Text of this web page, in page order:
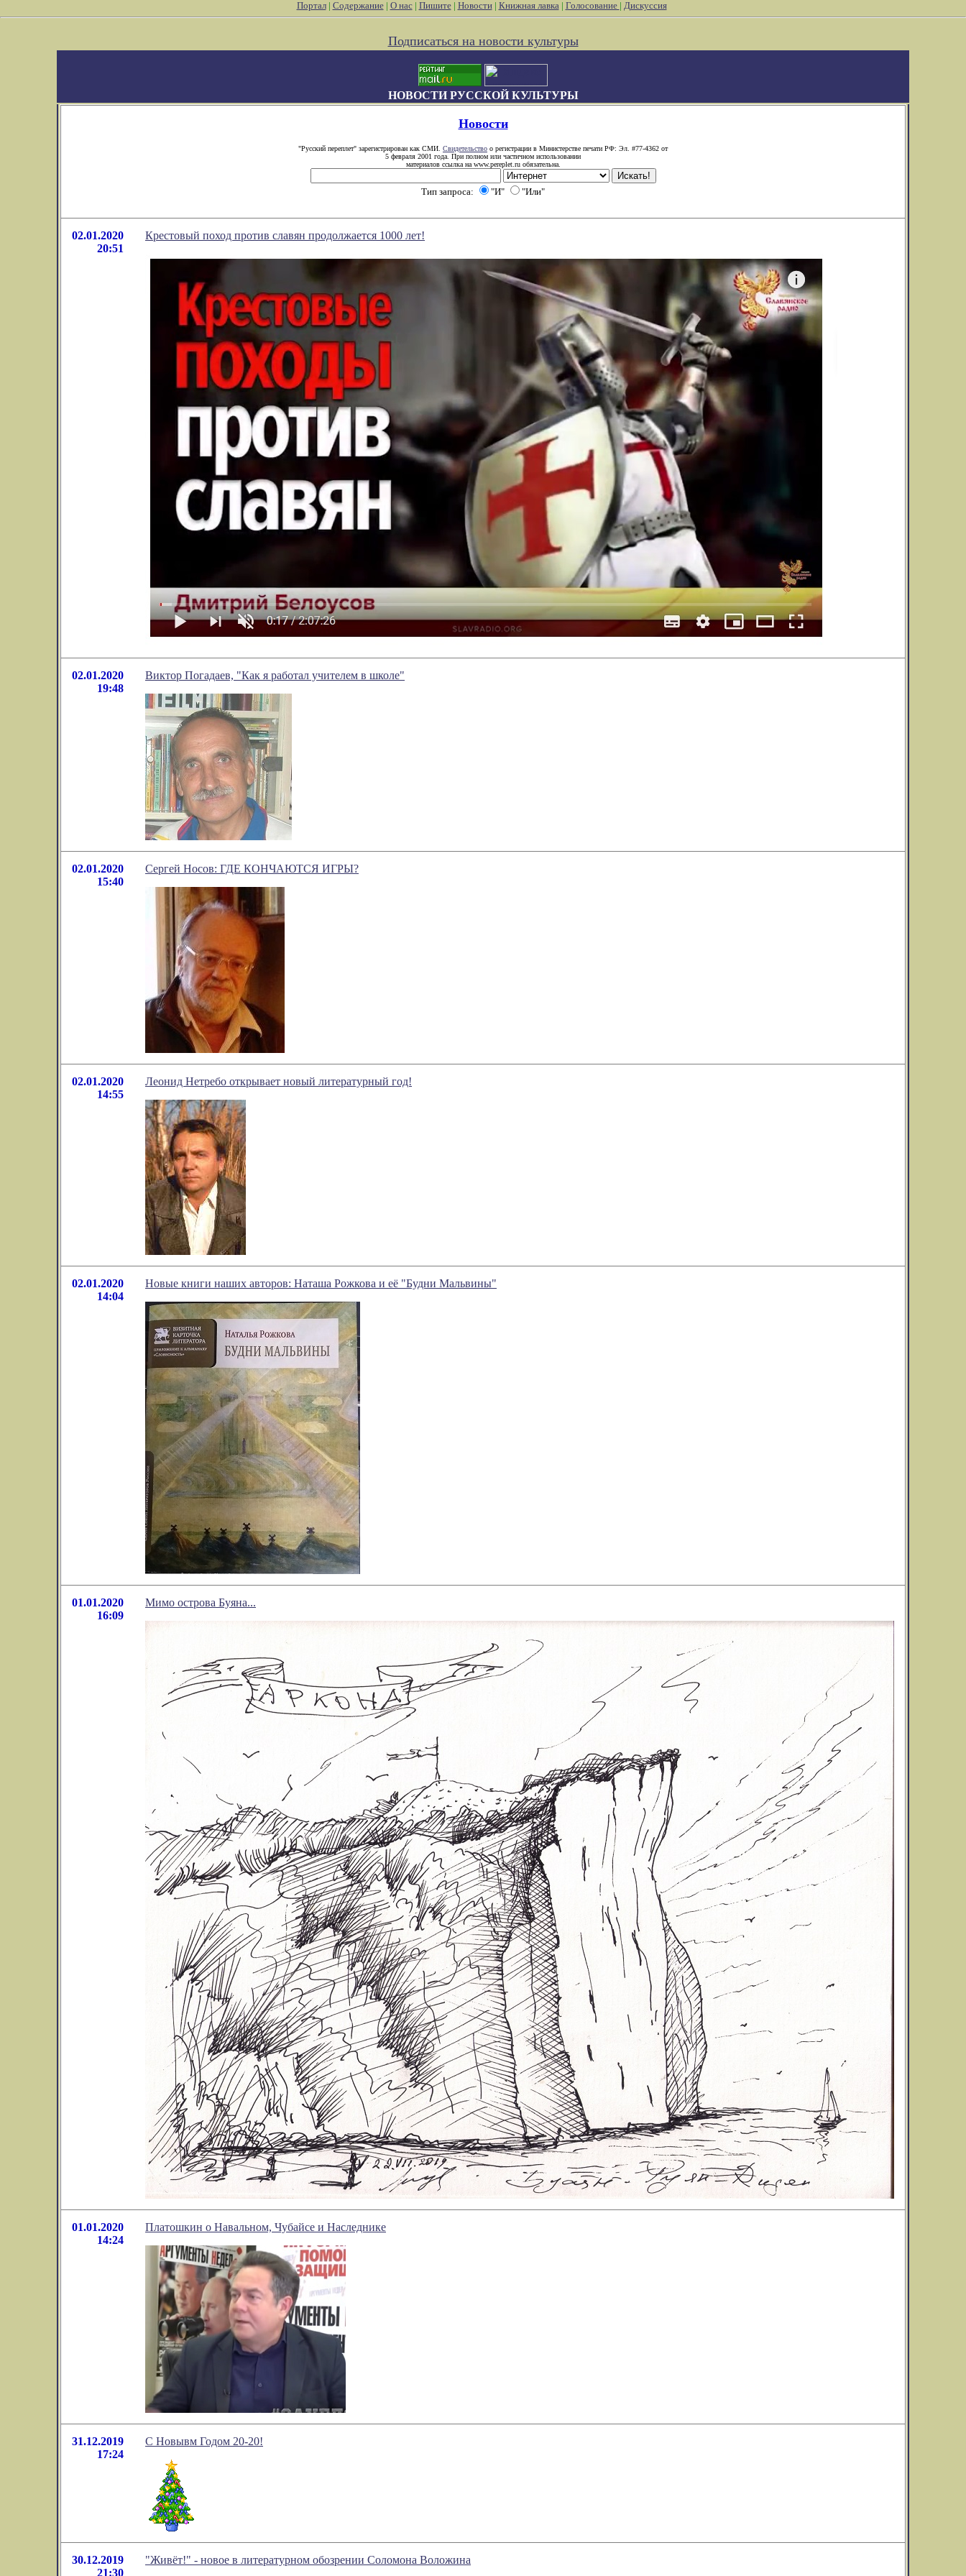
Портал| Содержание| О нас| Пишите| Новости| Книжная лавка| Голосование | Дискуссия
Подписаться на новости культуры
НОВОСТИ РУССКОЙ КУЛЬТУРЫ
Новости
"Русский переплет" зарегистрирован как СМИ. Свидетельство о регистрации в Министерстве печати РФ: Эл. #77-4362 от
5 февраля 2001 года. При полном или частичном использовании
материалов ссылка на www.pereplet.ru обязательна.
Тип запроса: "И" "Или"
02.01.2020
20:51
Крестовый поход против славян продолжается 1000 лет!
02.01.2020
19:48
Виктор Погадаев, "Как я работал учителем в школе"
02.01.2020
15:40
Сергей Носов: ГДЕ КОНЧАЮТСЯ ИГРЫ?
02.01.2020
14:55
Леонид Нетребо открывает новый литературный год!
02.01.2020
14:04
Новые книги наших авторов: Наташа Рожкова и её "Будни Мальвины"
01.01.2020
16:09
Мимо острова Буяна...
01.01.2020
14:24
Платошкин о Навальном, Чубайсе и Наследнике
31.12.2019
17:24
C Новывм Годом 20-20!
30.12.2019
21:30
"Живёт!" - новое в литературном обозрении Соломона Воложина